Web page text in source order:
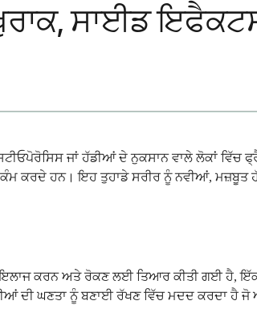
ਸਾਈਡ
ਜਾਂ ਹੱਡੀਆਂ ਦੇ ਨੁਕਸਾਨ ਵਾਲੇ ਲੋਕਾਂ
ਕਰਦੇ ਹਨ। ਇਹ ਤੁਹਾਡੇ ਸਰੀਰ ਨੂੰ ਨਵੀਆਂ,
ਕਰਨ ਅਤੇ ਰੋਕਣ ਲਈ ਤਿਆਰ ਕੀਤੀ ਗਈ ਹੈ,
ਦੀ ਘਣਤਾ ਨੂੰ ਬਣਾਈ ਰੱਖਣ ਵਿੱਚ ਮਦਦ ਕਰਦਾ ਹੈ